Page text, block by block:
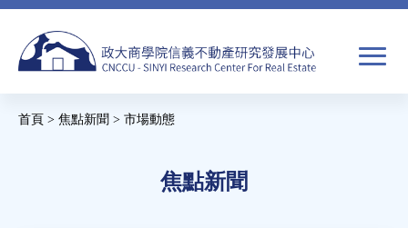
Jump
navigation
搜
首頁 > 焦點新聞 > 市場動態
焦點新聞